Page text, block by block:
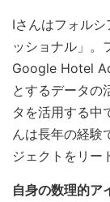
Iさんはフォル
ッショナル」。
Google Hotel
とするデータの
タを活用する中
んは長年の経験
ジェクトをリー
自身の数理的ア